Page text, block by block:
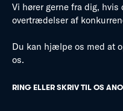
Vi hører gerne fra dig,
overtrædelser af
Du kan hjælpe os med at
os.
RING ELLER SKRIV TIL OS